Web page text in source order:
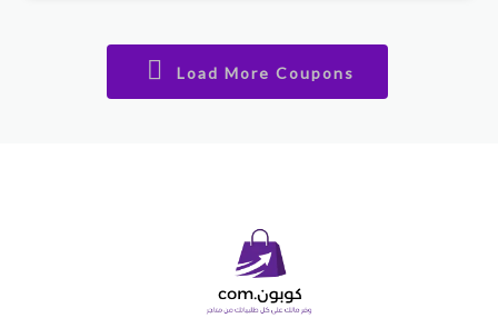
Load More Coupons